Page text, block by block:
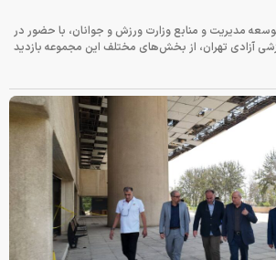
مدیریت و منابع وزارت ورزش و جوانان، با حضور در
آزادی تهران، از بخش‌های مختلف این مجموعه بازدید